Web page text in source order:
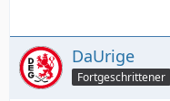
DaUrige
Fortgeschrittener